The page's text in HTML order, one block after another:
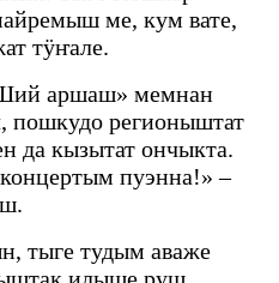
ме, кум вате,
тӱҥале.
аршаш» мемнан
пошкудо регионыштат
да кызытат ончыкта.
пуэнна!» –
тыге тудым аваже